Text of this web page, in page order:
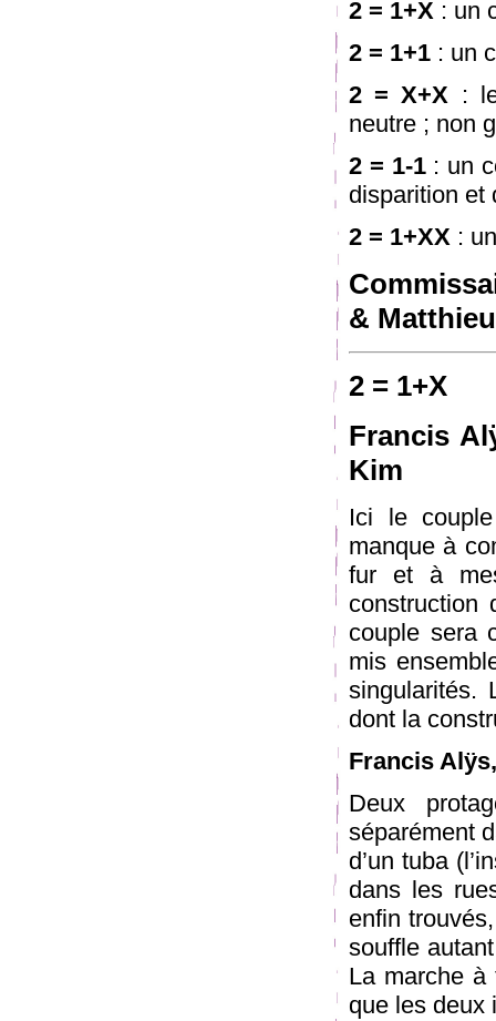
2 = 1+X : un
2 = 1+1 : un
2 = X+X :
neutre ; non
2 = 1-1: un
disparition et
2 = 1+XX :
&
2 = 1+X
Francis
Kim
Ici le
manque à
fur et à
couple sera
mis
singularités.
dont la
Francis Alÿs,
Deux
séparément
d’un tuba
dans les
enfin
souffle
La marche à
que les deux